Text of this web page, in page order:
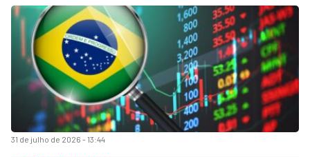
31 de julho de 2026 - 13:44